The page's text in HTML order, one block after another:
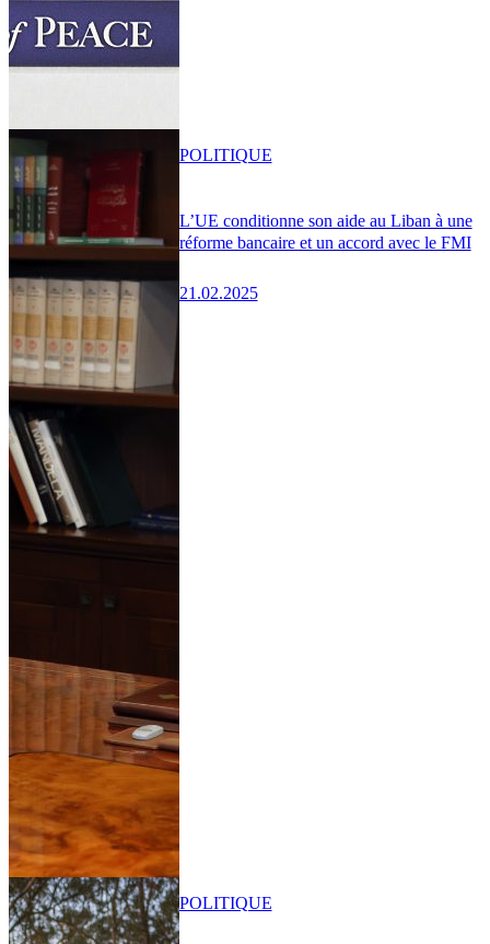
L’UE conditionne son aide au Liban à une
réforme bancaire et un accord avec le FMI
21.02.2025
POLITIQUE
POLITIQUE